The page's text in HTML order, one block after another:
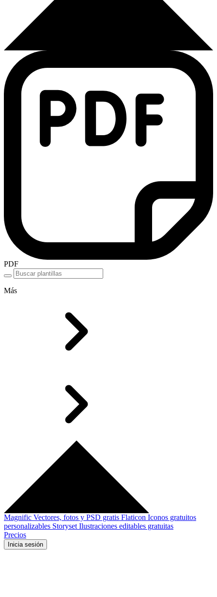
PDF
Más
Magnific Vectores, fotos y PSD gratis Flaticon Iconos gratuitos
personalizables Storyset Ilustraciones editables gratuitas
Precios
Inicia sesión